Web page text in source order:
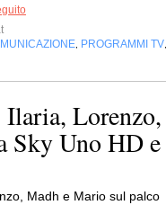
PROGRAMMI TV
Lorenzo,
Sky Uno HD e
Madh e Mario sul palco